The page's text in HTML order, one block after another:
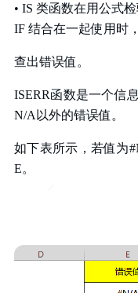
• IS 类函数在用公式
IF 结合在一起使用时
查出错误值 。
ISERR函数是一个信
N/A以外的错误值。
如下表所示，若值为
E。